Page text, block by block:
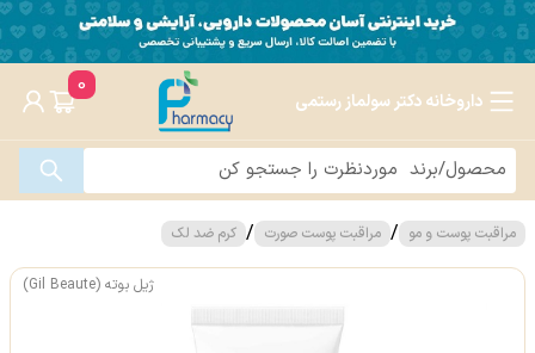
داروخانه دکتر سولماز رستمی
0
مراقبت پوست و مو / مراقبت پوست صورت / کرم ضد لک
ژیل بوته (Gil Beaute)